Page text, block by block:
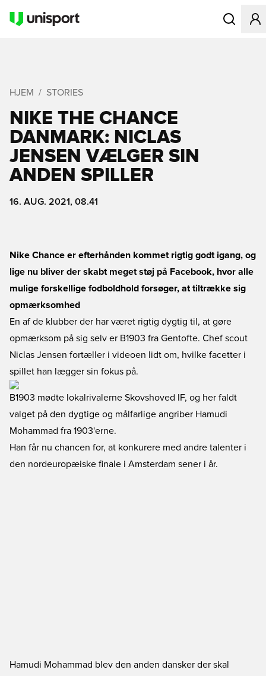
Åbner en
HJEM STORIES
NIKE THE CHANCE
DANMARK: NICLAS
JENSEN VÆLGER SIN
ANDEN SPILLER
16. AUG. 2021, 08.41
Nike Chance er efterhånden kommet rigtig godt igang, og
lige nu bliver der skabt meget støj på Facebook, hvor alle
mulige forskellige fodboldhold forsøger, at tiltrække sig
opmærksomhed
En af de klubber der har været rigtig dygtig til, at gøre
opmærksom på sig selv er B1903 fra Gentofte. Chef scout
Niclas Jensen fortæller i videoen lidt om, hvilke facetter i
spillet han lægger sin fokus på.
B1903 mødte lokalrivalerne Skovshoved IF, og her faldt
valget på den dygtige og målfarlige angriber Hamudi
Mohammad fra 1903'erne.
Han får nu chancen for, at konkurere med andre talenter i
den nordeuropæiske finale i Amsterdam sener i år.
Hamudi Mohammad blev den anden dansker der skal